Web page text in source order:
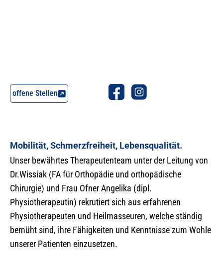
offene Stellen
Mobilität, Schmerzfreiheit, Lebensqualität.
Unser bewährtes Therapeutenteam unter der Leitung von
Dr.Wissiak (FA für Orthopädie und orthopädische
Chirurgie) und Frau Ofner Angelika (dipl.
Physiotherapeutin) rekrutiert sich aus erfahrenen
Physiotherapeuten und Heilmasseuren, welche ständig
bemüht sind, ihre Fähigkeiten und Kenntnisse zum Wohle
unserer Patienten einzusetzen.